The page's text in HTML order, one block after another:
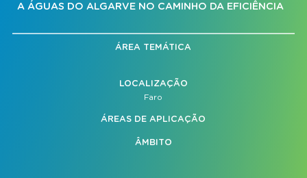
A ÁGUAS DO ALGARVE NO CAMINHO DA EFICIÊNCIA
ÁREA TEMÁTICA
LOCALIZAÇÃO
Faro
ÁREAS DE APLICAÇÃO
ÂMBITO